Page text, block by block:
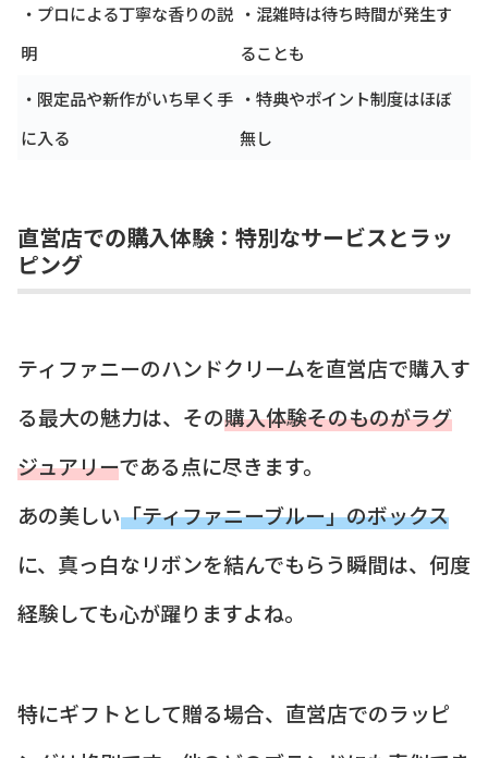
・プロによる丁寧な香りの説
明
・混雑時は待ち時間が発生す
ることも
・限定品や新作がいち早く手
に入る
・特典やポイント制度はほぼ
無し
直営店での購入体験：特別なサービスとラッ
ピング
ティファニーのハンドクリームを直営店で購入す
る最大の魅力は、その購入体験そのものがラグ
ジュアリーである点に尽きます。
あの美しい「ティファニーブルー」のボックス
に、真っ白なリボンを結んでもらう瞬間は、何度
経験しても心が躍りますよね。
特にギフトとして贈る場合、直営店でのラッピ